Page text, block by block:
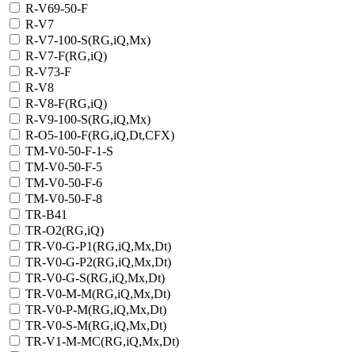
R-V69-50-F
R-V7
R-V7-100-S(RG,iQ,Mx)
R-V7-F(RG,iQ)
R-V73-F
R-V8
R-V8-F(RG,iQ)
R-V9-100-S(RG,iQ,Mx)
R-О5-100-F(RG,iQ,Dt,CFX)
TM-V0-50-F-1-S
TM-V0-50-F-5
TM-V0-50-F-6
TM-V0-50-F-8
TR-B41
TR-O2(RG,iQ)
TR-V0-G-P1(RG,iQ,Mx,Dt)
TR-V0-G-P2(RG,iQ,Mx,Dt)
TR-V0-G-S(RG,iQ,Mx,Dt)
TR-V0-M-M(RG,iQ,Mx,Dt)
TR-V0-P-M(RG,iQ,Mx,Dt)
TR-V0-S-M(RG,iQ,Mx,Dt)
TR-V1-M-MC(RG,iQ,Мх,Dt)